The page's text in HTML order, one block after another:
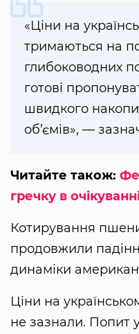
«Ціни на
тримаються на
глибоководних
готові
швидкого
об’ємів», —
Читайте також:
гречку в
Котирування
продовжили
динаміки
Ціни на
не зазнали. Попит